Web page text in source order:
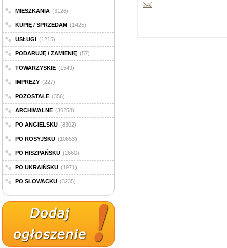
MIESZKANIA (3126)
KUPIĘ / SPRZEDAM (1425)
USŁUGI (1215)
PODARUJĘ / ZAMIENIĘ (57)
TOWARZYSKIE (1549)
IMPREZY (227)
POZOSTAŁE (356)
ARCHIWALNE (36258)
PO ANGIELSKU (8302)
PO ROSYJSKU (10653)
PO HISZPAŃSKU (2660)
PO UKRAIŃSKU (1971)
PO SŁOWACKU (3235)